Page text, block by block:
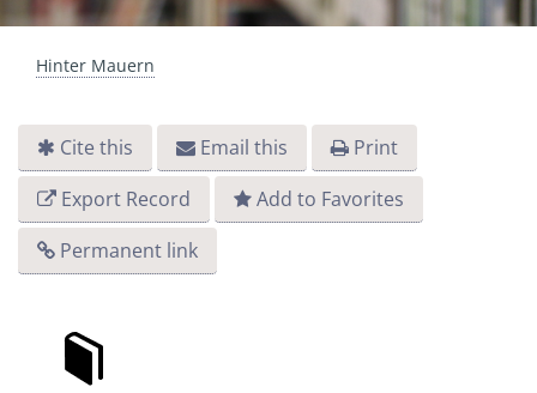
Hinter Mauern
Cite this Email this
Print
Export Record
Add to Favorites
Permanent link